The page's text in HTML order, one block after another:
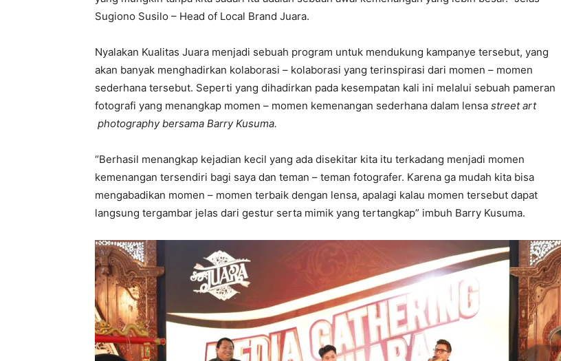
Sugiono Susilo – Head of Local Brand Juara.
Nyalakan Kualitas Juara menjadi sebuah program untuk mendukung kampanye tersebut, yang
akan banyak menghadirkan kolaborasi – kolaborasi yang terinspirasi dari momen – momen
sederhana tersebut. Seperti yang dihadirkan pada kesempatan kali ini melalui sebuah pameran
fotografi yang menangkap momen – momen kemenangan sederhana dalam lensa street art
photography bersama Barry Kusuma.
“Berhasil menangkap kejadian kecil yang ada disekitar kita itu terkadang menjadi momen
kemenangan tersendiri bagi saya dan teman – teman fotografer. Karena ga mudah kita bisa
mengabadikan momen – momen terbaik dengan lensa, apalagi kalau momen tersebut dapat
langsung tergambar jelas dari gestur serta mimik yang tertangkap” imbuh Barry Kusuma.